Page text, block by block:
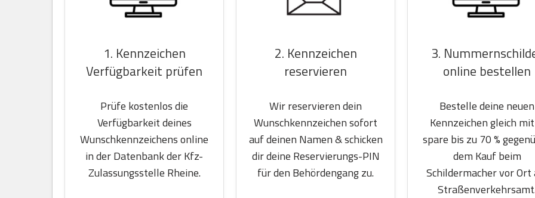
1. Kennzeichen
Verfügbarkeit prüfen
Prüfe kostenlos die
Verfügbarkeit deines
Wunschkennzeichens online
in der Datenbank der Kfz-
Zulassungsstelle Rheine.
2. Kennzeichen
reservieren
Wir reservieren dein
Wunschkennzeichen sofort
auf deinen Namen & schicken
dir deine Reservierungs-PIN
für den Behördengang zu.
3.
online bestellen
Bestelle deine neuen
Kennzeichen gleich
spare bis zu 70 %
dem Kauf beim
Schildermacher vor Ort